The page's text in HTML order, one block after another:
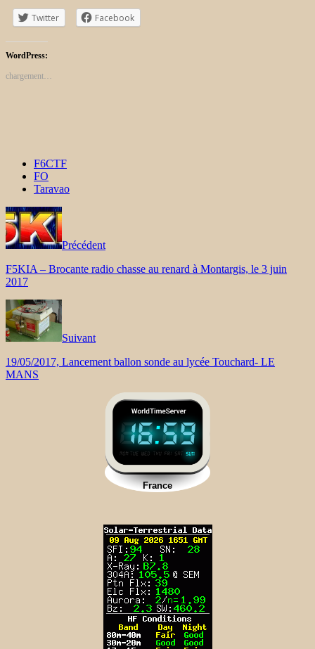
Twitter Facebook
WordPress:
chargement…
F6CTF
FO
Taravao
Précédent
F5KIA – Brocante radio chasse au renard à Montargis, le 3 juin
2017
Suivant
19/05/2017, Lancement ballon sonde au lycée Touchard- LE
MANS